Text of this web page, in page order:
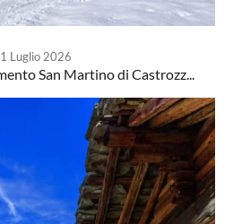
Luglio 2026
San Martino di Castrozz...